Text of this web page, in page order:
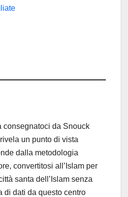
consegnatoci da Snouck
un punto di vista
dalla metodologia
convertitosi all’Islam per
santa dell’Islam senza
di dati da questo centro